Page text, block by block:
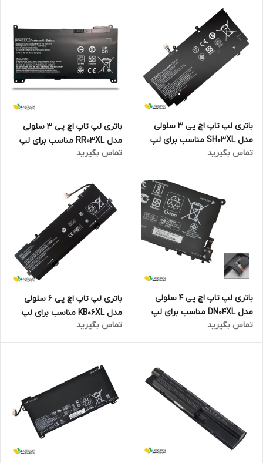
باتری لپ تاپ اچ پی 3 سلولی
مدل SH03XL مناسب برای لپ
تاپ Spectre X360 Series
تماس بگیرید
باتری لپ تاپ اچ پی 3 سلولی
مدل RR03XL مناسب برای لپ
تاپ PROBOOK 455 G4
تماس بگیرید
باتری لپ تاپ اچ پی 4 سلولی
مدل DN04XL مناسب برای لپ
تاپ ZBook X2 G4
تماس بگیرید
باتری لپ تاپ اچ پی 6 سلولی
مدل KB06XL مناسب برای لپ
تاپ Spectre X360 15-B Series
تماس بگیرید